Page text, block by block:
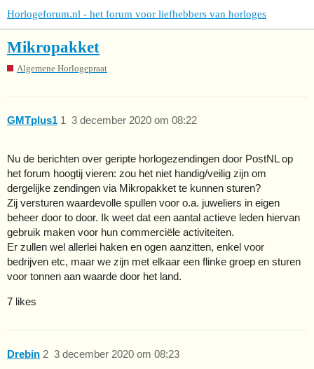
Horlogeforum.nl - het forum voor liefhebbers van horloges
Mikropakket
Algemene Horlogepraat
GMTplus1 3 december 2020 om 08:22
1
Nu de berichten over geripte horlogezendingen door PostNL op
het forum hoogtij vieren: zou het niet handig/veilig zijn om
dergelijke zendingen via Mikropakket te kunnen sturen?
Zij versturen waardevolle spullen voor o.a. juweliers in eigen
beheer door to door. Ik weet dat een aantal actieve leden hiervan
gebruik maken voor hun commerciële activiteiten.
Er zullen wel allerlei haken en ogen aanzitten, enkel voor
bedrijven etc, maar we zijn met elkaar een flinke groep en sturen
voor tonnen aan waarde door het land.
7 likes
Drebin 3 december 2020 om 08:23
2